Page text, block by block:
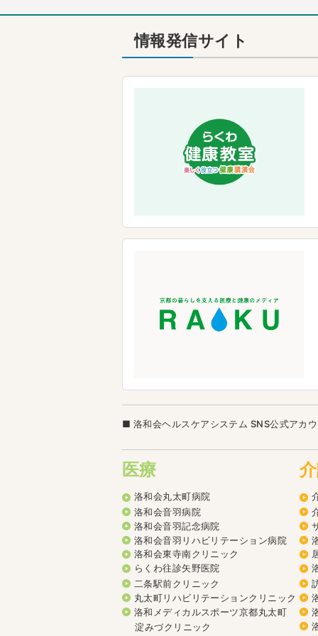
情報発信サイト
洛和会ヘルスケアシステム SNS公式アカ
医療
洛和会丸太町病院
洛和会音羽病院
洛和会音羽記念病院
洛和会音羽リハビリテーション病院
洛和会東寺南クリニック
らくわ往診矢野医院
二条駅前クリニック
丸太町リハビリテーションクリニック
洛和メディカルスポーツ京都丸太町
淀みづクリニック